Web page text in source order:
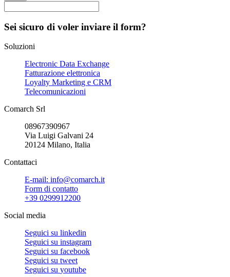
Sei sicuro di voler inviare il form?
Soluzioni
Electronic Data Exchange
Fatturazione elettronica
Loyalty Marketing e CRM
Telecomunicazioni
Comarch Srl
08967390967
Via Luigi Galvani 24
20124 Milano, Italia
Contattaci
E-mail: info@comarch.it
Form di contatto
+39 0299912200
Social media
Seguici su linkedin
Seguici su instagram
Seguici su facebook
Seguici su tweet
Seguici su youtube